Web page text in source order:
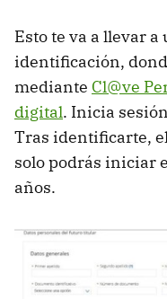
Esto te va a llevar a
identificación,
mediante Cl@ve
digital. Inicia
Tras identificarte,
solo podrás iniciar
años.